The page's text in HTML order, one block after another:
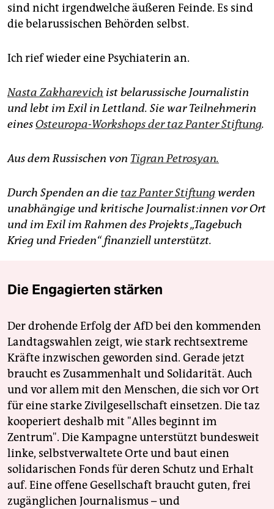
sind nicht irgendwelche äußeren Feinde. Es sind
die belarussischen Behörden selbst.
Ich rief wieder eine Psychiaterin an.
Nasta Zakharevich ist belarussische Journalistin
und lebt im Exil in Lettland. Sie war Teilnehmerin
einesOsteuropa-Workshops der taz Panter Stiftung.
Aus dem Russischen von Tigran Petrosyan.
Durch Spenden an die taz Panter Stiftungwerden
unabhängige und kritische Jour­na­lis­t:in­nen vor Ort
und im Exil im Rahmen des Projekts „Tagebuch
Krieg und Frieden“ finanziell unterstützt.
Die Engagierten stärken
Der drohende Erfolg der AfD bei den kommenden
Landtagswahlen zeigt, wie stark rechtsextreme
Kräfte inzwischen geworden sind. Gerade jetzt
braucht es Zusammenhalt und Solidarität. Auch
und vor allem mit den Menschen, die sich vor Ort
für eine starke Zivilgesellschaft einsetzen. Die taz
kooperiert deshalb mit "Alles beginnt im
Zentrum". Die Kampagne unterstützt bundesweit
linke, selbstverwaltete Orte und baut einen
solidarischen Fonds für deren Schutz und Erhalt
auf. Eine offene Gesellschaft braucht guten, frei
zugänglichen Journalismus – und